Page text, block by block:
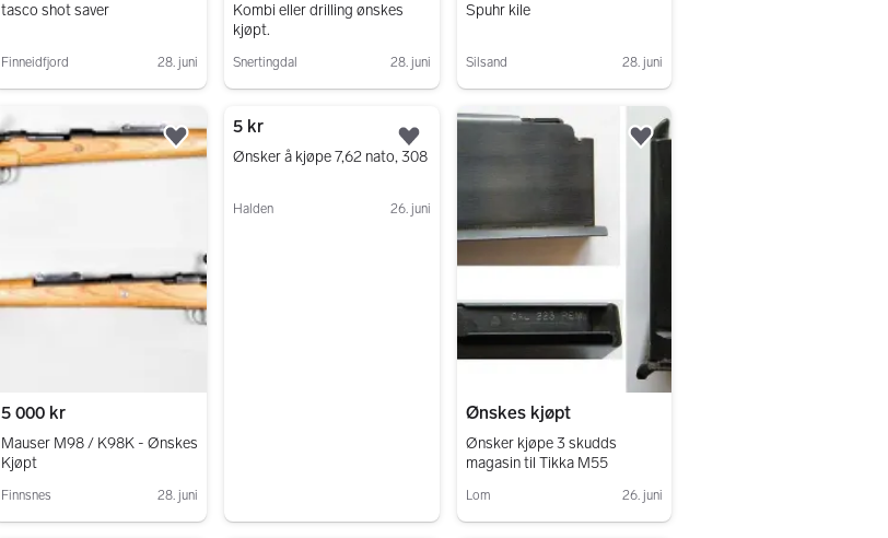
tasco shot saver
Finneidfjord 28. juni
Kombi eller drilling ønskes
kjøpt.
Snertingdal 28. juni
Spuhr kile
Silsand 28. juni
5 000 kr
Mauser M98 / K98K - Ønskes
Kjøpt
Finnsnes 28. juni
Legg til som favoritt.
5 kr
Ønsker å kjøpe 7,62 nato, 308
Halden 26. juni
Legg til som favoritt.
Ønskes kjøpt
Ønsker kjøpe 3 skudds
magasin til Tikka M55
Lom 26. juni
Legg til som favoritt.